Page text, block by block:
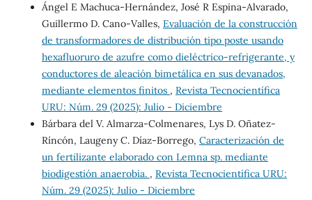
Ángel E Machuca-Hernández, José R Espina-Alvarado,
Guillermo D. Cano-Valles, Evaluación de la construcción
de transformadores de distribución tipo poste usando
hexafluoruro de azufre como dieléctrico-refrigerante, y
conductores de aleación bimetálica en sus devanados,
mediante elementos finitos , Revista Tecnocientífica
URU: Núm. 29 (2025): Julio - Diciembre
Bárbara del V. Almarza-Colmenares, Lys D. Oñatez-
Ríncón, Laugeny C. Díaz-Borrego, Caracterización de
un fertilizante elaborado con Lemna sp. mediante
biodigestión anaerobia. , Revista Tecnocientífica URU:
Núm. 29 (2025): Julio - Diciembre